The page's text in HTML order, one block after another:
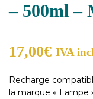
– 500ml –
17,00€ IVA
Recharge
la marque « Lampe